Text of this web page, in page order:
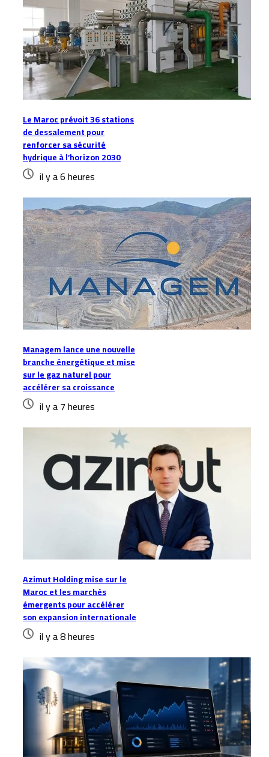
Le Maroc prévoit 36 stations
de dessalement pour
renforcer sa sécurité
hydrique à l’horizon 2030
il y a 6 heures
Managem lance une nouvelle
branche énergétique et mise
sur le gaz naturel pour
accélérer sa croissance
il y a 7 heures
Azimut Holding mise sur le
Maroc et les marchés
émergents pour accélérer
son expansion internationale
il y a 8 heures